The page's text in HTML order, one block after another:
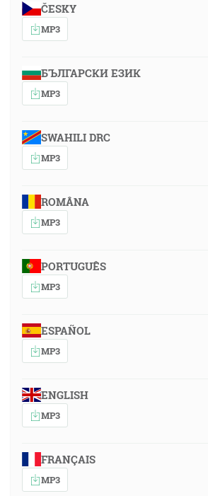
ČESKY
MP3
БЪЛГАРСКИ ЕЗИК
MP3
SWAHILI DRC
MP3
ROMÂNA
MP3
PORTUGUÊS
MP3
ESPAÑOL
MP3
ENGLISH
MP3
FRANÇAIS
MP3